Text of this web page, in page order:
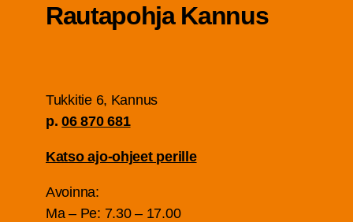
Rau­ta­poh­ja Kannus
Tuk­ki­tie 6, Kan­nus
p.06 870 681
Kat­so ajo-ohjeet perille
Avoin­na:
Ma – Pe: 7.30 – 17.00